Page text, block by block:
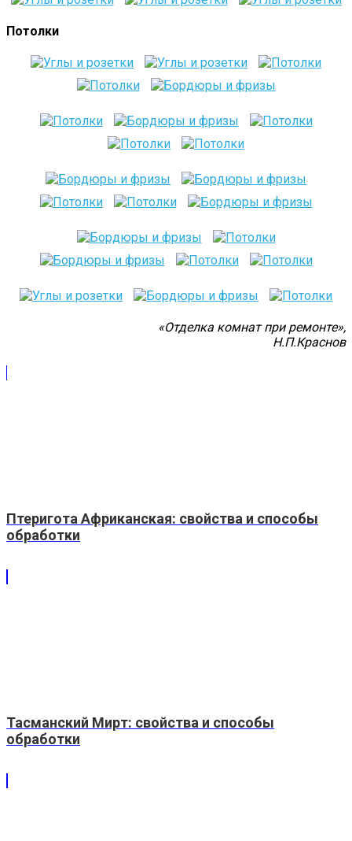
Потолки
«Отделка комнат при ремонте»,
Н.П.Краснов
Птеригота Африканская: свойства и способы
обработки
Тасманский Мирт: свойства и способы
обработки